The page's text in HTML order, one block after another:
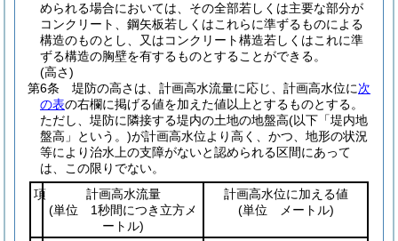
められる場合においては、その全部若しくは主要な部分が
コンクリート、鋼矢板若しくはこれらに準ずるものによる
構造のものとし、又はコンクリート構造若しくはこれに準
ずる構造の胸壁を有するものとすることができる。
(高さ)
第6条
堤防の高さは、計画高水流量に応じ、計画高水位に次
の表の右欄に掲げる値を加えた値以上とするものとする。
ただし、堤防に隣接する堤内の土地の地盤高(以下「堤内地
盤高」という。)が計画高水位より高く、かつ、地形の状況
等により治水上の支障がないと認められる区間にあって
は、この限りでない。
項
計画高水流量
(単位 1秒間につき立方メ
ートル)
計画高水位に加える値
(単位 メートル)